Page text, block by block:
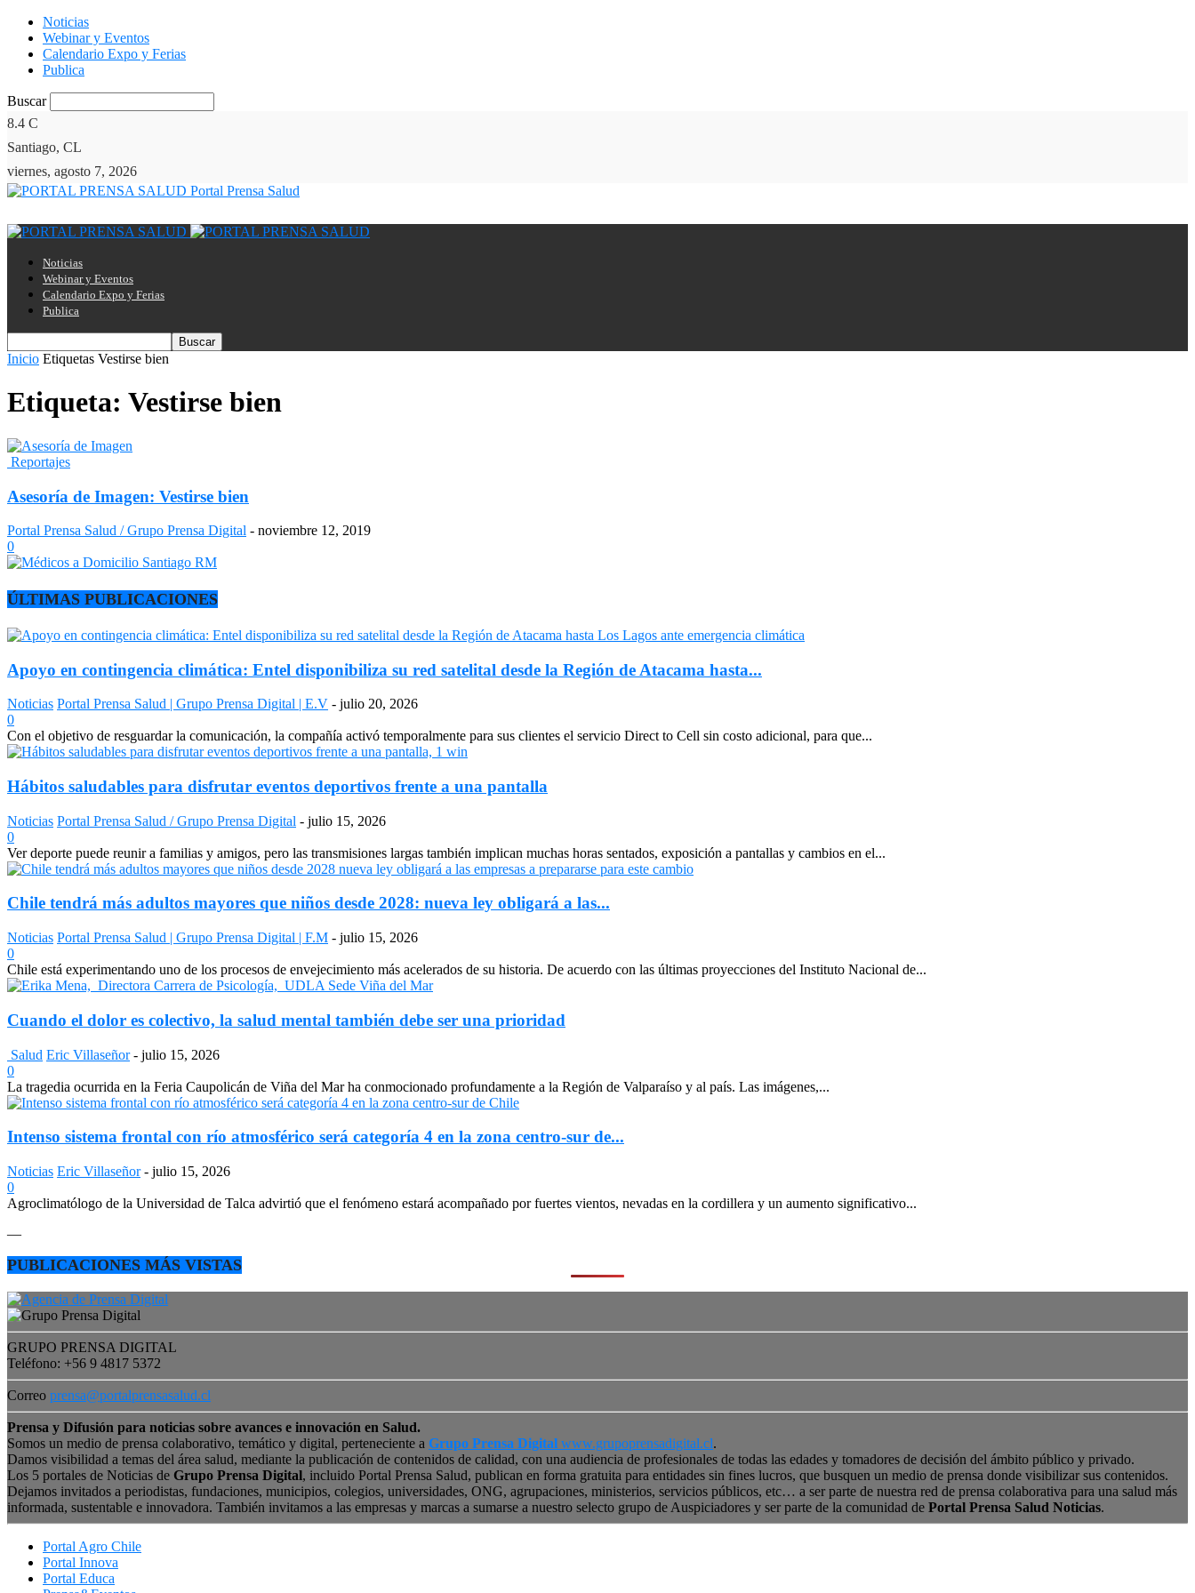
Noticias
Webinar y Eventos
Calendario Expo y Ferias
Publica
Buscar
8.4 C
Santiago, CL
viernes, agosto 7, 2026
Portal Prensa Salud
Noticias
Webinar y Eventos
Calendario Expo y Ferias
Publica
Inicio Etiquetas Vestirse bien
Etiqueta: Vestirse bien
Reportajes
Asesoría de Imagen: Vestirse bien
Portal Prensa Salud / Grupo Prensa Digital - noviembre 12, 2019
0
ÚLTIMAS PUBLICACIONES
Apoyo en contingencia climática: Entel disponibiliza su red satelital desde la Región de Atacama hasta...
Noticias Portal Prensa Salud | Grupo Prensa Digital | E.V - julio 20, 2026
0
Con el objetivo de resguardar la comunicación, la compañía activó temporalmente para sus clientes el servicio Direct to Cell sin costo adicional, para que...
Hábitos saludables para disfrutar eventos deportivos frente a una pantalla
Noticias Portal Prensa Salud / Grupo Prensa Digital - julio 15, 2026
0
Ver deporte puede reunir a familias y amigos, pero las transmisiones largas también implican muchas horas sentados, exposición a pantallas y cambios en el...
Chile tendrá más adultos mayores que niños desde 2028: nueva ley obligará a las...
Noticias Portal Prensa Salud | Grupo Prensa Digital | F.M - julio 15, 2026
0
Chile está experimentando uno de los procesos de envejecimiento más acelerados de su historia. De acuerdo con las últimas proyecciones del Instituto Nacional de...
Cuando el dolor es colectivo, la salud mental también debe ser una prioridad
Salud Eric Villaseñor - julio 15, 2026
0
La tragedia ocurrida en la Feria Caupolicán de Viña del Mar ha conmocionado profundamente a la Región de Valparaíso y al país. Las imágenes,...
Intenso sistema frontal con río atmosférico será categoría 4 en la zona centro-sur de...
Noticias Eric Villaseñor - julio 15, 2026
0
Agroclimatólogo de la Universidad de Talca advirtió que el fenómeno estará acompañado por fuertes vientos, nevadas en la cordillera y un aumento significativo...
—
PUBLICACIONES MÁS VISTAS
GRUPO PRENSA DIGITAL
Teléfono: +56 9 4817 5372
Correo prensa@portalprensasalud.cl
Prensa y Difusión para noticias sobre avances e innovación en Salud.
Somos un medio de prensa colaborativo, temático y digital, perteneciente a Grupo Prensa Digital www.grupoprensadigital.cl.
Damos visibilidad a temas del área salud, mediante la publicación de contenidos de calidad, con una audiencia de profesionales de todas las edades y tomadores de decisión del ámbito público y privado.
Los 5 portales de Noticias de Grupo Prensa Digital, incluido Portal Prensa Salud, publican en forma gratuita para entidades sin fines lucros, que busquen un medio de prensa donde visibilizar sus contenidos.
Dejamos invitados a periodistas, fundaciones, municipios, colegios, universidades, ONG, agrupaciones, ministerios, servicios públicos, etc… a ser parte de nuestra red de prensa colaborativa para una salud más
informada, sustentable e innovadora. También invitamos a las empresas y marcas a sumarse a nuestro selecto grupo de Auspiciadores y ser parte de la comunidad de Portal Prensa Salud Noticias.
Portal Agro Chile
Portal Innova
Portal Educa